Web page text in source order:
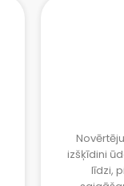
izšķīdini
līdzi,